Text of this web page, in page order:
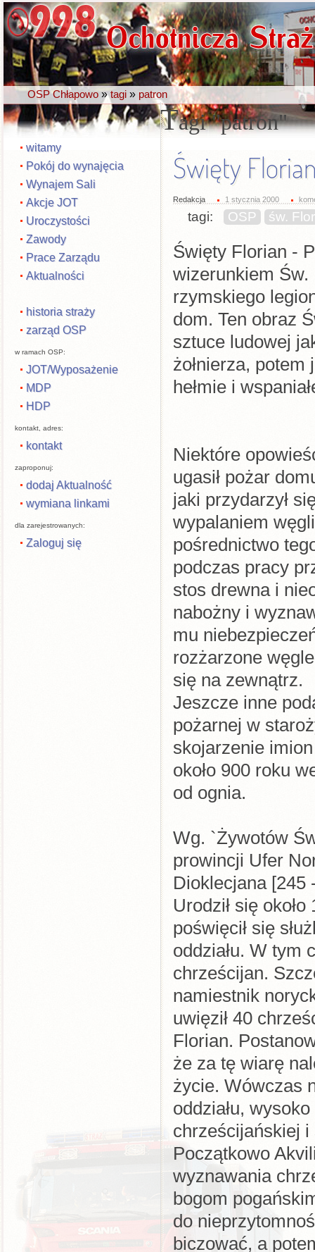
OSP Chłapowo » tagi » patron
witamy
Pokój do wynajęcia
Wynajem Sali
Akcje JOT
Uroczystości
Zawody
Prace Zarządu
Aktualności
historia straży
zarząd OSP
w ramach OSP:
JOT/Wyposażenie
MDP
HDP
kontakt, adres:
kontakt
zaproponuj:
dodaj Aktualność
wymiana linkami
dla zarejestrowanych:
Zaloguj się
Tagi patron
Święty
Redakcja 1 stycznia 2000
tagi: OSP św.
Święty Florian -
wizerunkiem Św.
rzymskiego
dom. Ten obraz
sztuce ludowej
żołnierza,
hełmie i
Niektóre
ugasił pożar
jaki przydarzył
wypalaniem
pośrednictwo
podczas pracy
stos drewna i
nabożny i
mu
rozżarzone
się na zewnątrz.
Jeszcze inne
pożarnej w
skojarzenie
około 900 roku
od ognia.
Wg. `Żywotów
prowincji Ufer
Dioklecjana [245
Urodził się
poświęcił się
oddziału. W tym
chrześcijan.
namiestnik
uwięził 40
Florian.
że za tę wiarę
życie. Wówczas
oddziału,
chrześcijańskiej
Początkowo
wyznawania
bogom
do
biczować, a